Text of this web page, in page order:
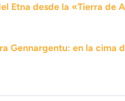
Etna desde la «Tierra de
Gennargentu: en la cima